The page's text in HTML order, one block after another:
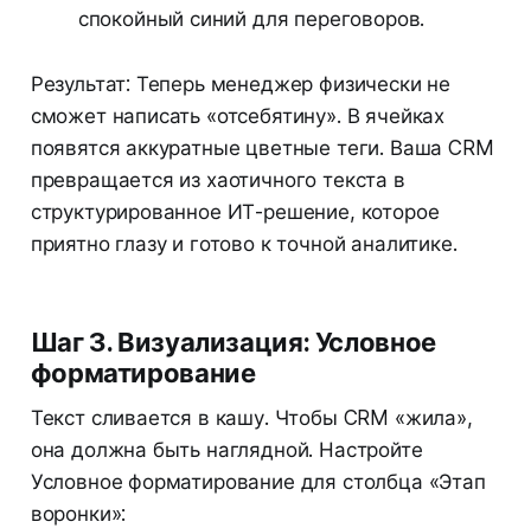
спокойный синий для переговоров.
Результат: Теперь менеджер физически не
сможет написать «отсебятину». В ячейках
появятся аккуратные цветные теги. Ваша CRM
превращается из хаотичного текста в
структурированное ИТ-решение, которое
приятно глазу и готово к точной аналитике.
Шаг 3. Визуализация: Условное
форматирование
Текст сливается в кашу. Чтобы CRM «жила»,
она должна быть наглядной. Настройте
Условное форматирование для столбца «Этап
воронки»: